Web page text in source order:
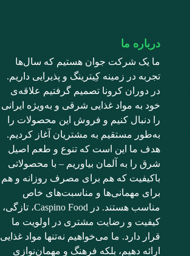
درباره ما
ما یک شرکت جوان هستیم که سال‌ها
تجربه در زمینه کِیترینگ و پذیرایی داریم.
در دوران کرونا تصمیم گرفتیم علاقه‌ی
خود به مواد غذایی شرقی و به‌ویژه ایرانی
را دنبال کنیم و فروش این محصولات را
به‌طور مستقیم به مشتریان آغاز کردیم.
هدف ما این است که تنوع و طعم اصیل
شرق را به آلمان بیاوریم – با محصولاتی
باکیفیت که هم برای مصرف روزانه و هم
برای مهمانی‌ها و مناسبت‌های خاص
مناسب هستند. در Caspino Food، تازگی،
کیفیت و رضایت مشتری در اولویت ما
قرار دارد. ما می‌خواهیم نه‌تنها مواد غذایی
ارائه دهیم، بلکه فرهنگ و مهمان‌نوازی